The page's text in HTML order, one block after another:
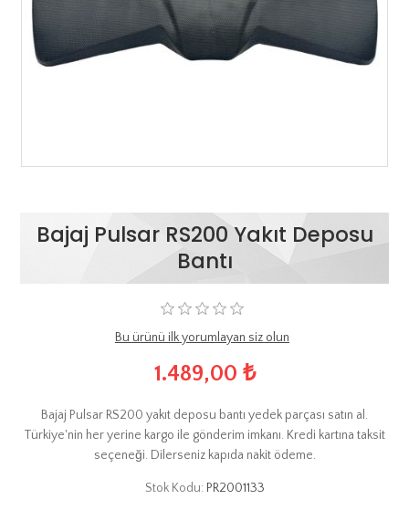
Bajaj Pulsar RS200 Yakıt Deposu
Bantı
Bu ürünü ilk yorumlayan siz olun
1.489,00 ₺
Bajaj Pulsar RS200 yakıt deposu bantı yedek parçası satın al.
Türkiye'nin her yerine kargo ile gönderim imkanı. Kredi kartına taksit
seçeneği. Dilerseniz kapıda nakit ödeme.
Stok Kodu: PR2001133